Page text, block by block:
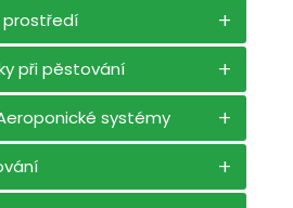
prostředí
při pěstování
systémy